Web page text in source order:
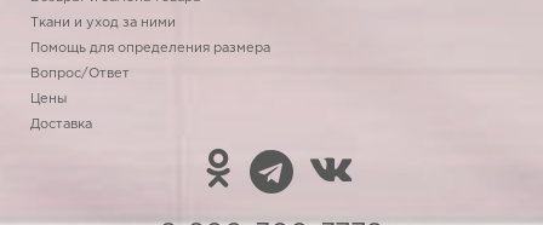
Ткани и уход за ними
Помощь для определения размера
Вопрос/Ответ
Цены
Доставка